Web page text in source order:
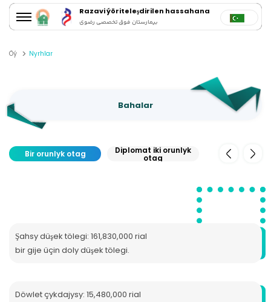
Razavi ýöriteleşdirilen hassahana
بیمارستان فوق تخصصی رضوی
Öý Nyrhlar
Bahalar
Bir orunlyk otag Diplomat iki orunlyk
otag
Diplomat üç
otag
Şahsy düşek tölegi: 161,830,000 rial
bir gije üçin doly düşek tölegi.
Döwlet çykdajysy: 15,480,000 rial